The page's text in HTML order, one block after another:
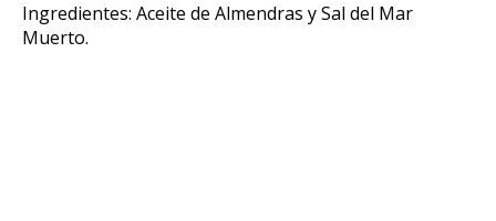
Ingredientes: Aceite de Almendras y Sal del Mar
Muerto.